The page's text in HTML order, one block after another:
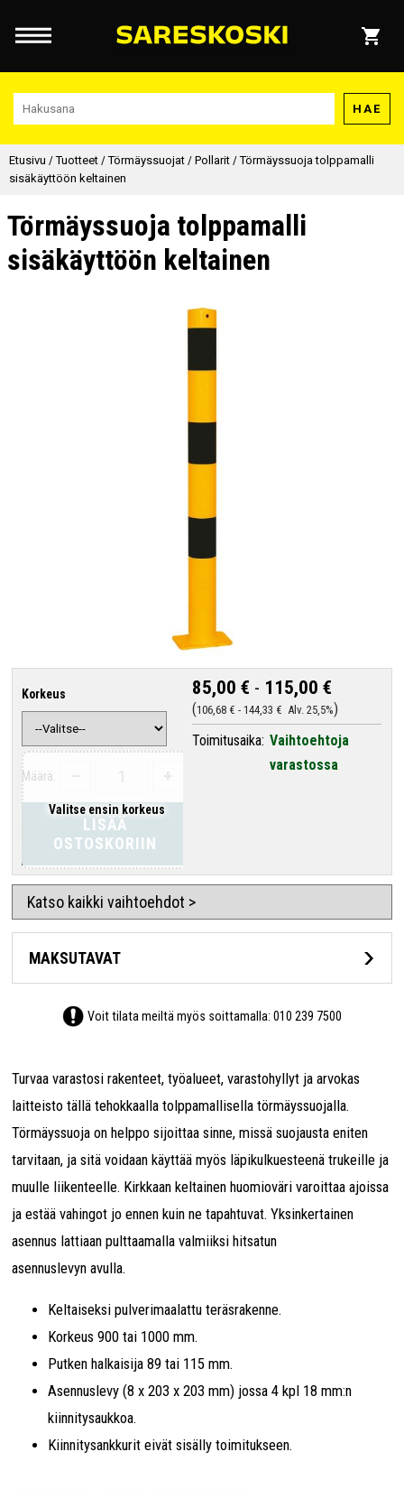
HAE
Etusivu /Tuotteet /Törmäyssuojat / Pollarit /Törmäyssuoja tolppamalli
sisäkäyttöön keltainen
Törmäyssuoja tolppamalli
sisäkäyttöön keltainen
Korkeus
Valitse ensin korkeus
Määrä:
LISÄÄ
OSTOSKORIIN
85,00 € - 115,00 €
106,68 € -144,33 € Alv. 25,5%
Toimitusaika: Vaihtoehtoja
varastossa
Katso kaikki vaihtoehdot >
MAKSUTAVAT
Voit tilata meiltä myös soittamalla:010 239 7500
Turvaa varastosi rakenteet, työalueet, varastohyllyt ja arvokas
laitteisto tällä tehokkaalla tolppamallisella törmäyssuojalla.
Törmäyssuoja on helppo sijoittaa sinne, missä suojausta eniten
tarvitaan, ja sitä voidaan käyttää myös läpikulkuesteenä trukeille ja
muulle liikenteelle. Kirkkaan keltainen huomioväri varoittaa ajoissa
ja estää vahingot jo ennen kuin ne tapahtuvat. Yksinkertainen
asennus lattiaan pulttaamalla valmiiksi hitsatun
asennuslevyn avulla.
Keltaiseksi pulverimaalattu teräsrakenne.
Korkeus 900 tai 1000 mm.
Putken halkaisija 89 tai 115 mm.
Asennuslevy (8 x 203 x 203 mm) jossa 4 kpl 18 mm:n
kiinnitysaukkoa.
Kiinnitysankkurit eivät sisälly toimitukseen.